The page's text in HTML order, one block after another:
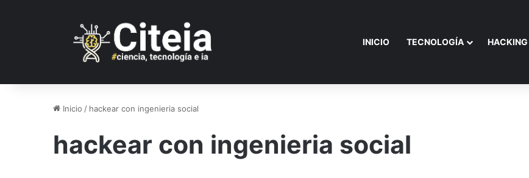
INICIO TECNOLOGÍA HACKING
Inicio / hackear con ingenieria social
hackear con ingenieria social